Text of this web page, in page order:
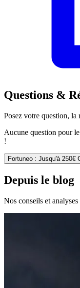
Questions &
Posez votre question, la
Aucune question pour
!
Fortuneo : Jusqu'à 250€
Depuis le blog
Nos conseils et